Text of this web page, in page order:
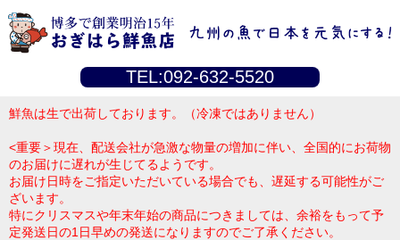
TEL:092-632-5520
鮮魚は生で出荷しております。（冷凍ではありません）
<重要＞現在、配送会社が急激な物量の増加に伴い、全国的にお荷物
のお届けに遅れが生じてるようです。
お届け日時をご指定いただいている場合でも、遅延する可能性がご
ざいます。
特にクリスマスや年末年始の商品につきましては、余裕をもって予
定発送日の1日早めの発送になりますのでご了承ください。